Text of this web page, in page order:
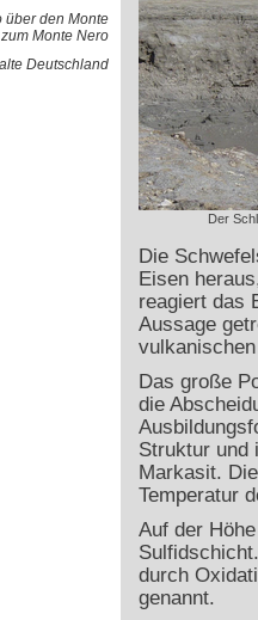
über den Monte
Monte Nero
Deutschland
Der
Die
Eisen
reagiert das
Aussage
Das große
die
Struktur und
Markasit.
Temperatur
Auf der
durch
genannt.